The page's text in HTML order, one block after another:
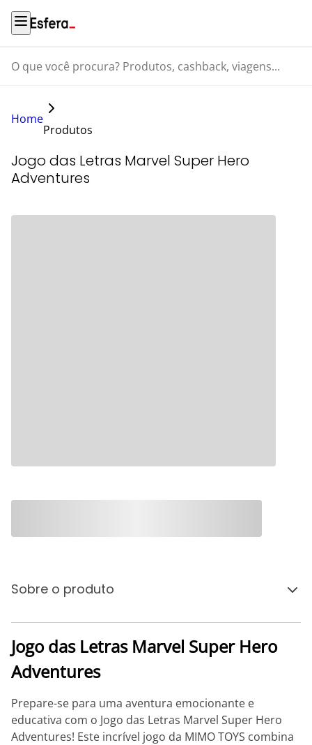
O que você procura? Produtos, cashback, viagens...
Home
Produtos
Jogo das Letras Marvel Super Hero
Adventures
Sobre o produto
Jogo das Letras Marvel Super Hero
Adventures
Prepare-se para uma aventura emocionante e
educativa com o Jogo das Letras Marvel Super Hero
Adventures! Este incrível jogo da MIMO TOYS combina